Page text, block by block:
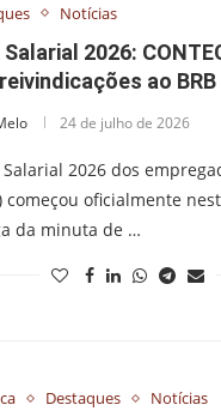
Notícias
Salarial 2026:
ao BRB
24 de julho de 2026
2026 dos
começou oficialmente
da minuta de …
Destaques Notícias